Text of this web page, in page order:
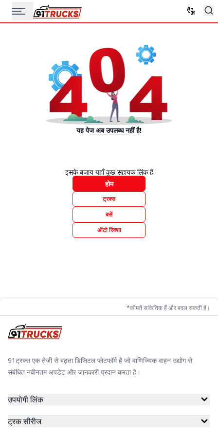
यह पेज अब उपलब्ध नहीं है!
इसके बजाय यहाँ कुछ सहायक लिंक हैं
होम
ट्रक्स
बसें
ऑटो रिक्शा
*कीमतें सांकेतिक हैं और बदल सकती हैं।
91ट्रक्स एक तेजी से बढ़ता डिजिटल प्लेटफॉर्म है जो वाणिज्यिक वाहन उद्योग से
संबंधित नवीनतम अपडेट और जानकारी प्रदान करता है।
उपयोगी लिंक
ट्रक सीरीज